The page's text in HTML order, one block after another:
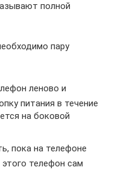
полной
пару
леново и
питания в течение
на боковой
пока на телефоне
телефон сам